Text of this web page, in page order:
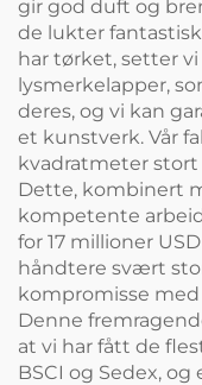
gir god duft og
de lukter
har tørket, setter
lysmerkelapper,
deres, og vi kan
et kunstverk. Vår
kvadratmeter
Dette, kombinert
kompetente
for 17 millioner
håndtere svært
kompromisse
Denne
at vi har fått de
BSCI og Sedex,